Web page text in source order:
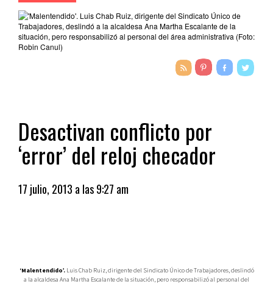
Desactivan conflicto por
‘error’ del reloj checador
17 julio, 2013 a las 9:27 am
‘Malentendido’.Luis Chab Ruiz, dirigente del Sindicato Único de Trabajadores, deslindó
a la alcaldesa Ana Martha Escalante de la situación, pero responsabilizó al personal del